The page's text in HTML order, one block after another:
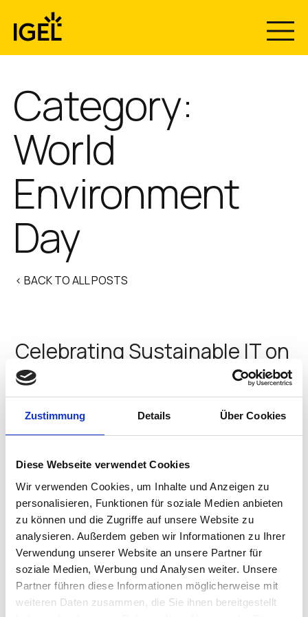
Zustimmung Details Über Cookies
Diese Webseite verwendet Cookies
Wir verwenden Cookies, um Inhalte und Anzeigen zu
personalisieren, Funktionen für soziale Medien anbieten
zu können und die Zugriffe auf unsere Website zu
analysieren. Außerdem geben wir Informationen zu Ihrer
Verwendung unserer Website an unsere Partner für
soziale Medien, Werbung und Analysen weiter. Unsere
Partner führen diese Informationen möglicherweise mit
weiteren Daten zusammen, die Sie ihnen bereitgestellt
content
Category:
World
Environment
Day
< BACK TO ALL POSTS
Celebrating Sustainable IT on
World Environment Day
and partnerships help reduce e-waste Plastic pollution
is a pervasive issue that affects every aspect of our
microplastics. World Environment Day 2025 urges us to
come together…
Catherine Gallagher•June 5, 2025
Take action with Forest
Restoration and make an
impact on Generation
Restoration